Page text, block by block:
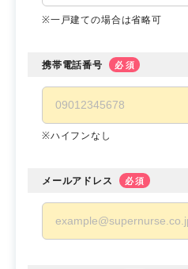
※一戸建ての場合は省略可
携帯電話番号 必須
※ハイフンなし
メールアドレス 必須